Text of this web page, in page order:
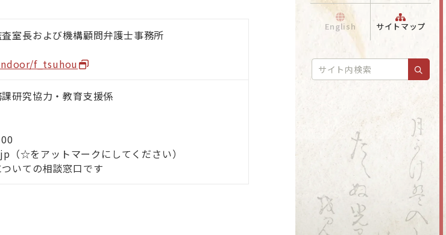
English サイトマップ
長および機構顧問弁護士事務所
f_tsuhou
研究協力・教育支援係
☆をアットマークにしてください）
いての相談窓口です